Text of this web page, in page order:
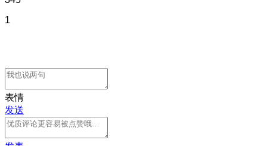
1
表情
发送